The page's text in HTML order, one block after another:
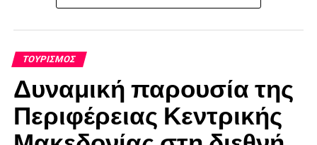
μοναδική φυσική ομορφιά της περιοχής. Το αφιέρωμα
εξασφαλίζει σημαντική προβολή σε ένα ευρύ ιταλικό κοινό
με υψηλό ταξιδιωτικό ενδιαφέρον.
Οι δύο αυτές δημοσιεύσεις αποτελούν ακόμη μία
επιβεβαίωση της σταθερής παρουσίας της Χαλκιδικής στα
ΤΟΥΡΙΣΜΌΣ
Δυναμική παρουσία της
Περιφέρειας Κεντρικής